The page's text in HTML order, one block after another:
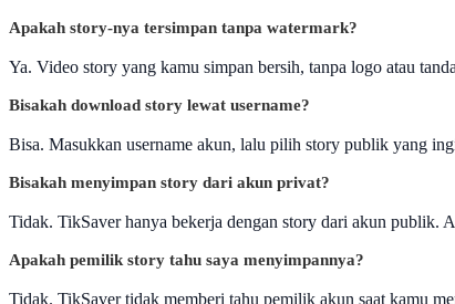
Apakah story-nya tersimpan tanpa watermark?
Ya. Video story yang kamu simpan bersih, tanpa logo atau
Bisakah download story lewat username?
Bisa. Masukkan username akun, lalu pilih story publik yang
Bisakah menyimpan story dari akun privat?
Tidak. TikSaver hanya bekerja dengan story dari akun publik.
Apakah pemilik story tahu saya menyimpannya?
Tidak. TikSaver tidak memberi tahu pemilik akun saat kamu